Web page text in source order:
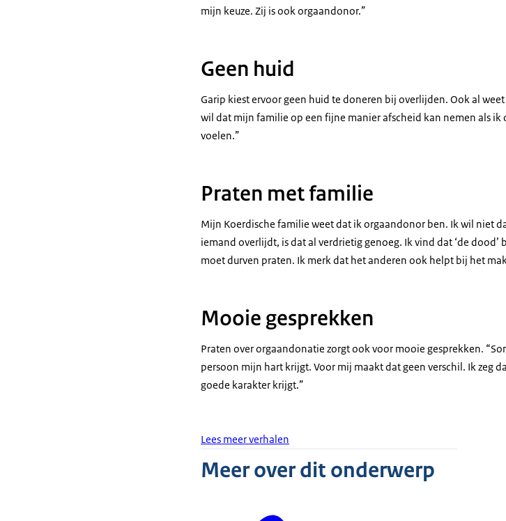
mijn keuze. Zij is ook orgaandonor.”
Geen huid
Garip kiest ervoor geen huid te doneren bij overlijden. Ook al
wil dat mijn familie op een fijne manier afscheid kan nemen als
voelen.”
Praten met familie
Mijn Koerdische familie weet dat ik orgaandonor ben. Ik wil niet
iemand overlijdt, is dat al verdrietig genoeg. Ik vind dat ‘de
moet durven praten. Ik merk dat het anderen ook helpt bij het
Mooie gesprekken
Praten over orgaandonatie zorgt ook voor mooie gesprekken.
persoon mijn hart krijgt. Voor mij maakt dat geen verschil. Ik zeg
goede karakter krijgt.”
Lees meer verhalen
Meer over dit onderwerp